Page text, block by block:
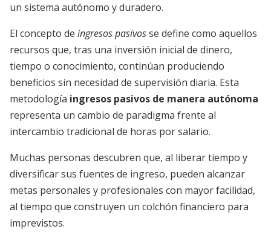
un sistema autónomo y duradero.
El concepto de ingresos pasivosse define como aquellos
recursos que, tras una inversión inicial de dinero,
tiempo o conocimiento, continúan produciendo
beneficios sin necesidad de supervisión diaria. Esta
metodología ingresos pasivos de manera autónoma
representa un cambio de paradigma frente al
intercambio tradicional de horas por salario.
Muchas personas descubren que, al liberar tiempo y
diversificar sus fuentes de ingreso, pueden alcanzar
metas personales y profesionales con mayor facilidad,
al tiempo que construyen un colchón financiero para
imprevistos.